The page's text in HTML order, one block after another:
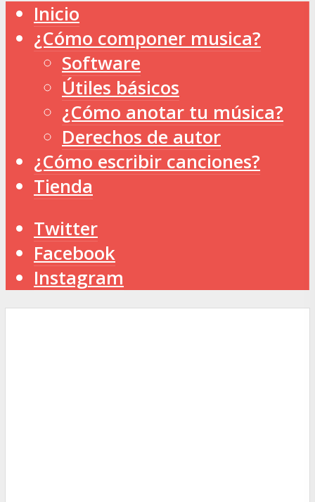
Inicio
¿Cómo componer musica?
Software
Útiles básicos
¿Cómo anotar tu música?
Derechos de autor
¿Cómo escribir canciones?
Tienda
Twitter
Facebook
Instagram